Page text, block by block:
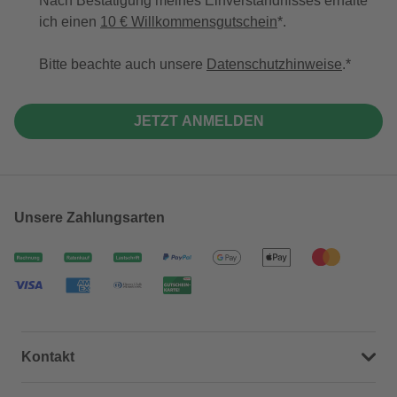
ich einen 10 € Willkommensgutschein*.
Bitte beachte auch unsere Datenschutzhinweise.
JETZT ANMELDEN
Unsere Zahlungsarten
Kontakt